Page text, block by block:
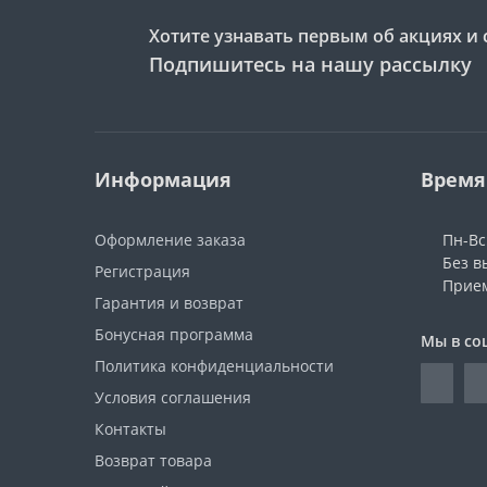
Хотите узнавать первым об акциях и
Подпишитесь на нашу рассылку
Информация
Оформление заказа
Регистрация
Гарантия и возврат
Бонусная программа
Политика конфиденциальности
Условия соглашения
Контакты
Возврат товара
Пн-
Без
Мы в